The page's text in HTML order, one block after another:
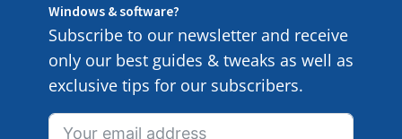
Windows & software?
Subscribe to our newsletter and receive
only our best guides & tweaks as well as
exclusive tips for our subscribers.